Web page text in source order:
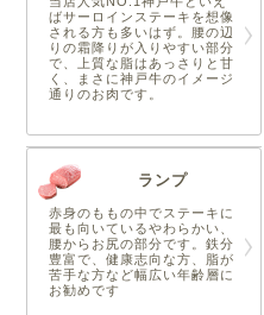
ばサーロインステーキを想像
される方も多いはず。腰の辺
りの霜降りが入りやすい部分
で、上質な脂はあっさりと甘
く、まさに神戸牛のイメージ
通りのお肉です。
ランプ
赤身のももの中でステーキに
最も向いているやわらかい、
腰からお尻の部分です。鉄分
豊富で、健康志向な方、脂が
苦手な方など幅広い年齢層に
お勧めです